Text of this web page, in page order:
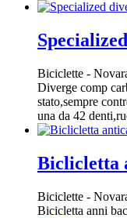
Biciclette -
Diverge comp
stato,sempre
una da 42
Biclicletta
Biciclette -
Bicicletta anni